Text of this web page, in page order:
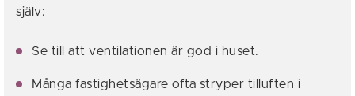
själv:
Se till att ventilationen är god i huset.
Många fastighetsägare ofta stryper tilluften i